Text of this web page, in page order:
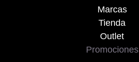
Marcas
Tienda
Outlet
Promociones